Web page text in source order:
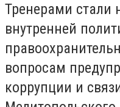
Тренерами стали
внутренней
вопросам
коррупции и